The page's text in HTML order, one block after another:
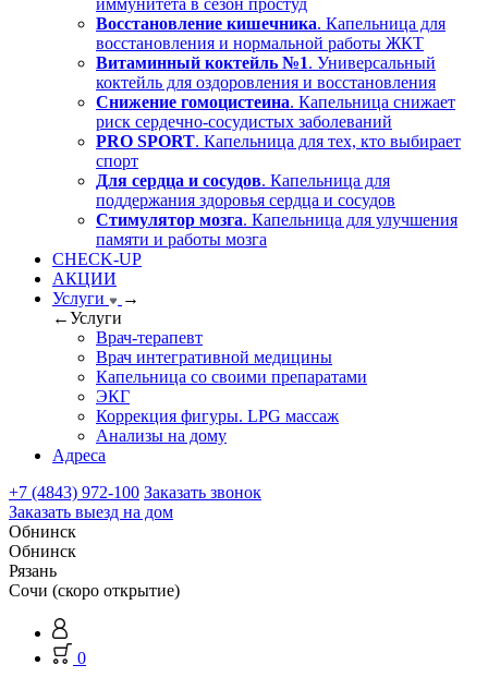
иммунитета в сезон простуд
Восстановление кишечника. Капельница для
восстановления и нормальной работы ЖКТ
Витаминный коктейль №1. Универсальный
коктейль для оздоровления и восстановления
Снижение гомоцистеина. Капельница снижает
риск сердечно-сосудистых заболеваний
PRO SPORT. Капельница для тех, кто выбирает
спорт
Для сердца и сосудов. Капельница для
поддержания здоровья сердца и сосудов
Стимулятор мозга. Капельница для улучшения
памяти и работы мозга
CHECK-UP
АКЦИИ
Услуги
→
←Услуги
Врач-терапевт
Врач интегративной медицины
Капельница со своими препаратами
ЭКГ
Коррекция фигуры. LPG массаж
Анализы на дому
Адреса
+7 (4843) 972-100 Заказать звонок
Заказать выезд на дом
Обнинск
Обнинск
Рязань
Сочи (скоро открытие)
0